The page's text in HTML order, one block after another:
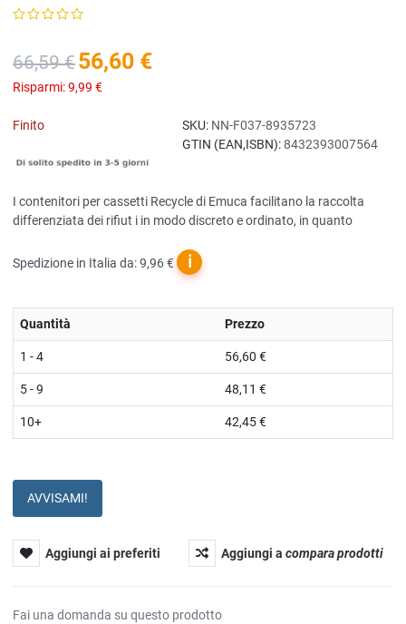
66,59 €56,60 €
Risparmi:9,99 €
Finito SKU: NN-F037-8935723
GTIN (EAN,ISBN): 8432393007564
I contenitori per cassetti Recycle di Emuca facilitano la raccolta
differenziata dei rifiut i in modo discreto e ordinato, in quanto
Spedizione in Italia da: 9,96 € ℹ
Quantità Prezzo
1 - 4 56,60 €
5 - 9 48,11 €
10+ 42,45 €
AVVISAMI!
Aggiungi ai preferiti Aggiungi acompara prodotti
Fai una domanda su questo prodotto